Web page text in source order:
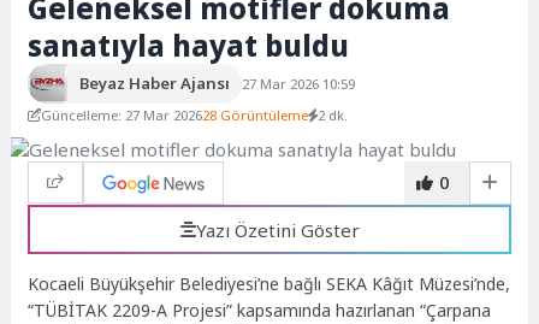
sanatıyla hayat buldu
Beyaz Haber Ajansı
27 Mar 2026 10:59
Güncelleme: 27 Mar 202628 Görüntüleme 2 dk.
0
Yazı Özetini Göster
Kocaeli Büyükşehir Belediyesi’ne bağlı SEKA Kâğıt Müzesi’nde,
“TÜBİTAK 2209-A Projesi” kapsamında hazırlanan “Çarpana